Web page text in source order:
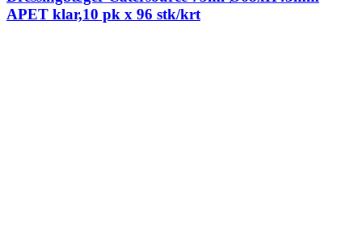
APET klar,10 pk x 96 stk/krt